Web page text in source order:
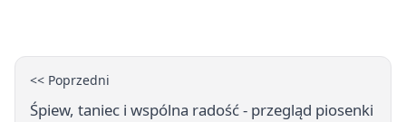
<< Poprzedni
Śpiew, taniec i wspólna radość - przegląd piosenki